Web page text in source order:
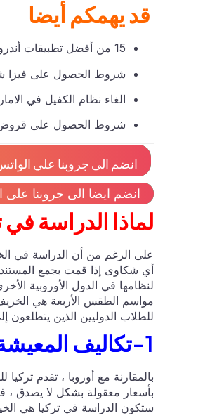
قد يهمكم أيضا
15 من أفضل تطبيقات أندرويد للأطفال في 2023
شروط الحصول على فيزا شنغن
الغاء نظام الكفيل في
شروط الحصول على قروض
انضم الى جروبنا علي
انضم ايضا الى جروبنا على
لماذا الدراسة في
على الرغم من أن الدراسة في
أي شكاوى إذا قمت بجمع
لنظامها في الدول الأوروبية
مواسم الطقس الأربعة هي الخريف
للطلاب الدوليين الذين يتطلعون
1-تكاليف المعيشة المعتدلة
بالمقارنة مع أوروبا ، تقدم
بأسعار معقولة بشكل لا يصدق ،
ستكون الدراسة في تركيا هي